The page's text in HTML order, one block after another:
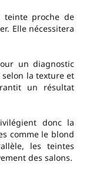
teinte proche de
Elle nécessitera
un diagnostic
la texture et
un résultat
donc la
comme le blond
les teintes
des salons.